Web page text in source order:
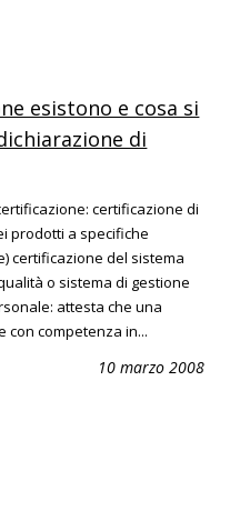
esistono e cosa si
di
certificazione di
prodotti a specifiche
certificazione del sistema
o sistema di gestione
attesta che una
competenza in...
10 marzo 2008